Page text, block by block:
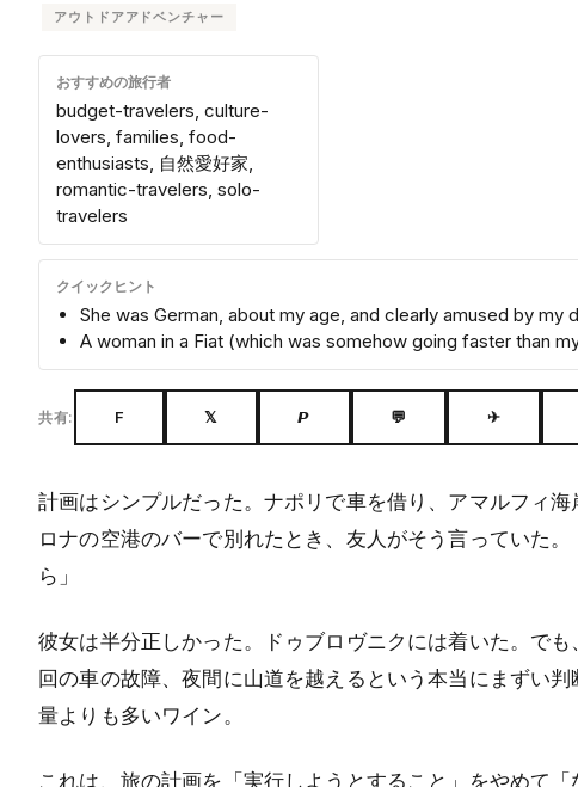
アウトドアアドベンチャー
おすすめの旅行者
budget-travelers, culture-
lovers, families, food-
enthusiasts, 自然愛好家,
romantic-travelers, solo-
travelers
クイックヒント
She was German, about my age, and clearly amused by my
A woman in a Fiat (which was somehow going faster than
共有: F 𝕏 𝙋 💬 ✈
計画はシンプルだった。ナポリで車を借り、アマルフィ
ロナの空港のバーで別れたとき、友人がそう言っていた
ら」
彼女は半分正しかった。ドゥブロヴニクには着いた。で
回の車の故障、夜間に山道を越えるという本当にまずい
量よりも多いワイン。
これは、旅の計画を「実行しようとすること」をやめて